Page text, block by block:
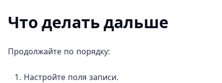
Что делать дальше
Продолжайте по порядку:
Настройте поля записи.